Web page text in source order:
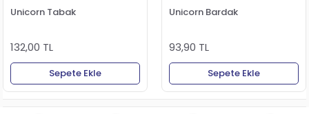
Unicorn Tabak
132,00 TL
Sepete Ekle
Unicorn Bardak
93,90 TL
Sepete Ekle